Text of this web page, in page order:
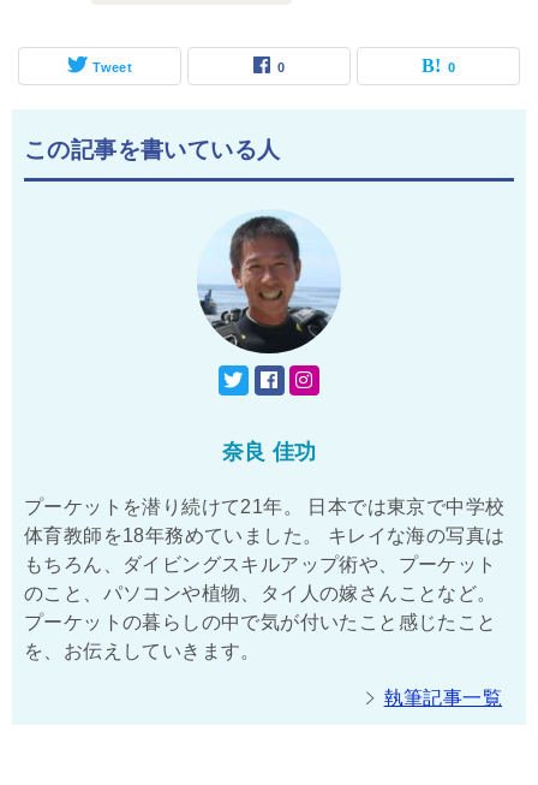
Tweet 0 0
この記事を書いている人
奈良 佳功
プーケットを潜り続けて21年。 日本では東京で中学校
体育教師を18年務めていました。 キレイな海の写真は
もちろん、ダイビングスキルアップ術や、プーケット
のこと、パソコンや植物、タイ人の嫁さんことなど。
プーケットの暮らしの中で気が付いたこと感じたこと
を、お伝えしていきます。
執筆記事一覧